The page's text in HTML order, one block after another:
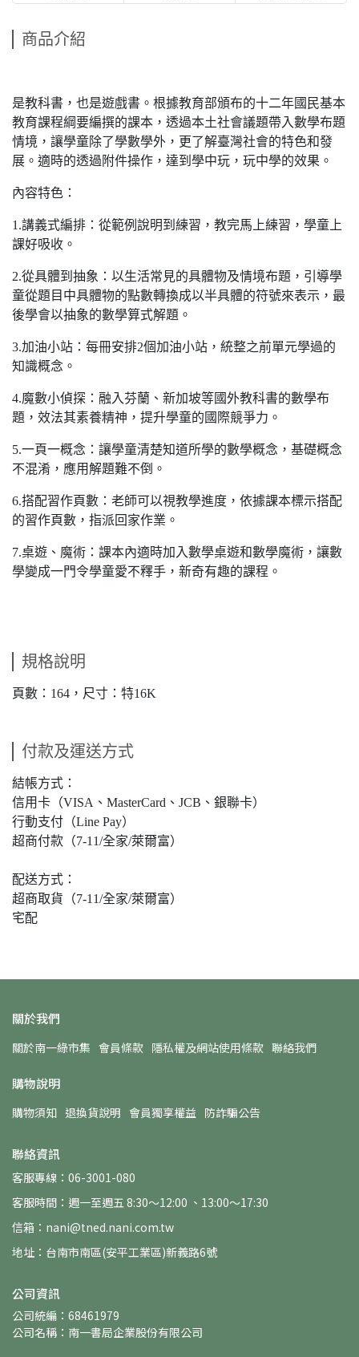
商品介紹
是教科書，也是遊戲書。根據教育部頒布的十二年國民基本
教育課程綱要編撰的課本，透過本土社會議題帶入數學布題
情境，讓學童除了學數學外，更了解臺灣社會的特色和發
展。適時的透過附件操作，達到學中玩，玩中學的效果。
內容特色：
1.講義式編排：從範例說明到練習，教完馬上練習，學童上
課好吸收。
2.從具體到抽象：以生活常見的具體物及情境布題，引導學
童從題目中具體物的點數轉換成以半具體的符號來表示，最
後學會以抽象的數學算式解題。
3.加油小站：每冊安排2個加油小站，統整之前單元學過的
知識概念。
4.魔數小偵探：融入芬蘭、新加坡等國外教科書的數學布
題，效法其素養精神，提升學童的國際競爭力。
5.一頁一概念：讓學童清楚知道所學的數學概念，基礎概念
不混淆，應用解題難不倒。
6.搭配習作頁數：老師可以視教學進度，依據課本標示搭配
的習作頁數，指派回家作業。
7.桌遊、魔術：課本內適時加入數學桌遊和數學魔術，讓數
學變成一門令學童愛不釋手，新奇有趣的課程。
規格說明
頁數：164，尺寸：特16K
付款及運送方式
結帳方式：
信用卡（VISA、MasterCard、JCB、銀聯卡）
行動支付（Line Pay）
超商付款（7-11/全家/萊爾富）
配送方式：
超商取貨（7-11/全家/萊爾富）
宅配
關於我們
關於南一綠市集 會員條款 隱私權及網站使用條款 聯絡我們
購物說明
購物須知 退換貨說明 會員獨享權益 防詐騙公告
聯絡資訊
客服專線：06-3001-080
客服時間：週一至週五 8:30～12:00 、13:00～17:30
信箱：nani@tned.nani.com.tw
地址：台南市南區(安平工業區)新義路6號
公司資訊
公司統編：68461979
公司名稱：南一書局企業股份有限公司